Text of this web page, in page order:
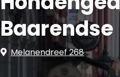
Baarendse
Melanendreef 268